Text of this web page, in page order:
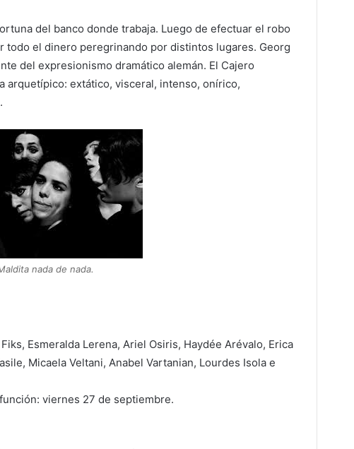
del banco donde trabaja. Luego de efectuar el robo
todo el dinero peregrinando por distintos lugares. Georg
del expresionismo dramático alemán. El Cajero
arquetípico: extático, visceral, intenso, onírico,
nada de nada.
Esmeralda Lerena, Ariel Osiris, Haydée Arévalo, Erica
Micaela Veltani, Anabel Vartanian, Lourdes Isola e
viernes 27 de septiembre.